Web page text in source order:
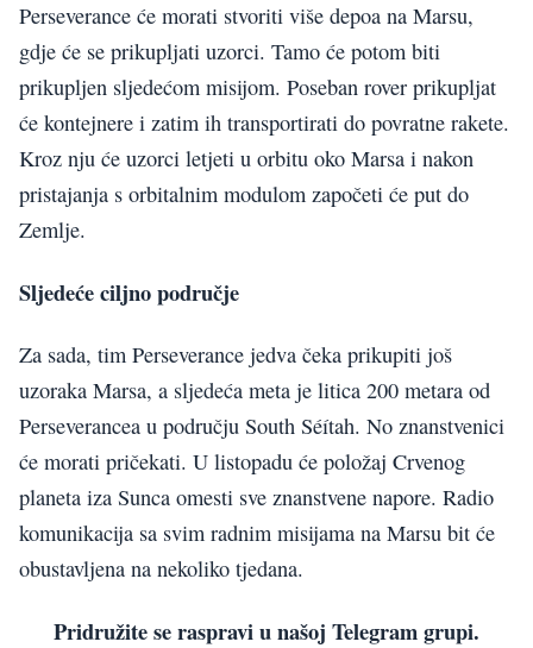
Perseverance će morati stvoriti više depoa na Marsu,
gdje će se prikupljati uzorci. Tamo će potom biti
prikupljen sljedećom misijom. Poseban rover prikupljat
će kontejnere i zatim ih transportirati do povratne rakete.
Kroz nju će uzorci letjeti u orbitu oko Marsa i nakon
pristajanja s orbitalnim modulom započeti će put do
Zemlje.
Sljedeće ciljno područje
Za sada, tim Perseverance jedva čeka prikupiti još
uzoraka Marsa, a sljedeća meta je litica 200 metara od
Perseverancea u području South Séítah. No znanstvenici
će morati pričekati. U listopadu će položaj Crvenog
planeta iza Sunca omesti sve znanstvene napore. Radio
komunikacija sa svim radnim misijama na Marsu bit će
obustavljena na nekoliko tjedana.
Pridružite se raspravi u našoj Telegram grupi.